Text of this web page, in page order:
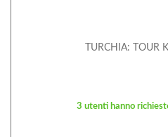
TURCHIA: TOUR
3 utenti hanno